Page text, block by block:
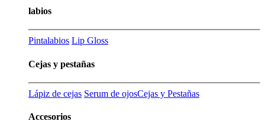
labios
Pintalabios Lip Gloss
Cejas y pestañas
Lápiz de cejas Serum de ojosCejas y Pestañas
Accesorios